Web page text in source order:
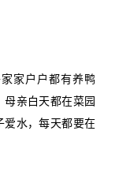
家户户都有养鸭
亲白天都在菜园
爱水，每天都要在